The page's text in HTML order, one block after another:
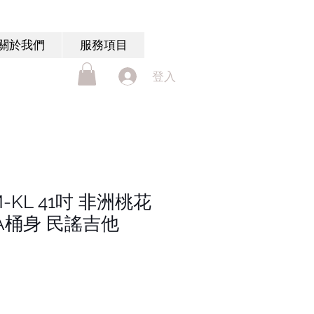
於我們 服務項目
登入
KL 41吋 非洲桃花
身 民謠吉他